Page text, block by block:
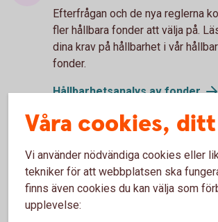
Efterfrågan och de nya reglerna
fler hållbara fonder att välja på.
dina krav på hållbarhet i vår
fonder.
Hållbarhetsanalys av fonder
Sparandet – en chans
påverka
Du kan med hållbara val låta
bättre förutsättningar runt vår
Våra cookies,
Vi använder nödvändiga cookies eller
tekniker för att webbplatsen ska
finns även cookies du kan välja som
upplevelse: